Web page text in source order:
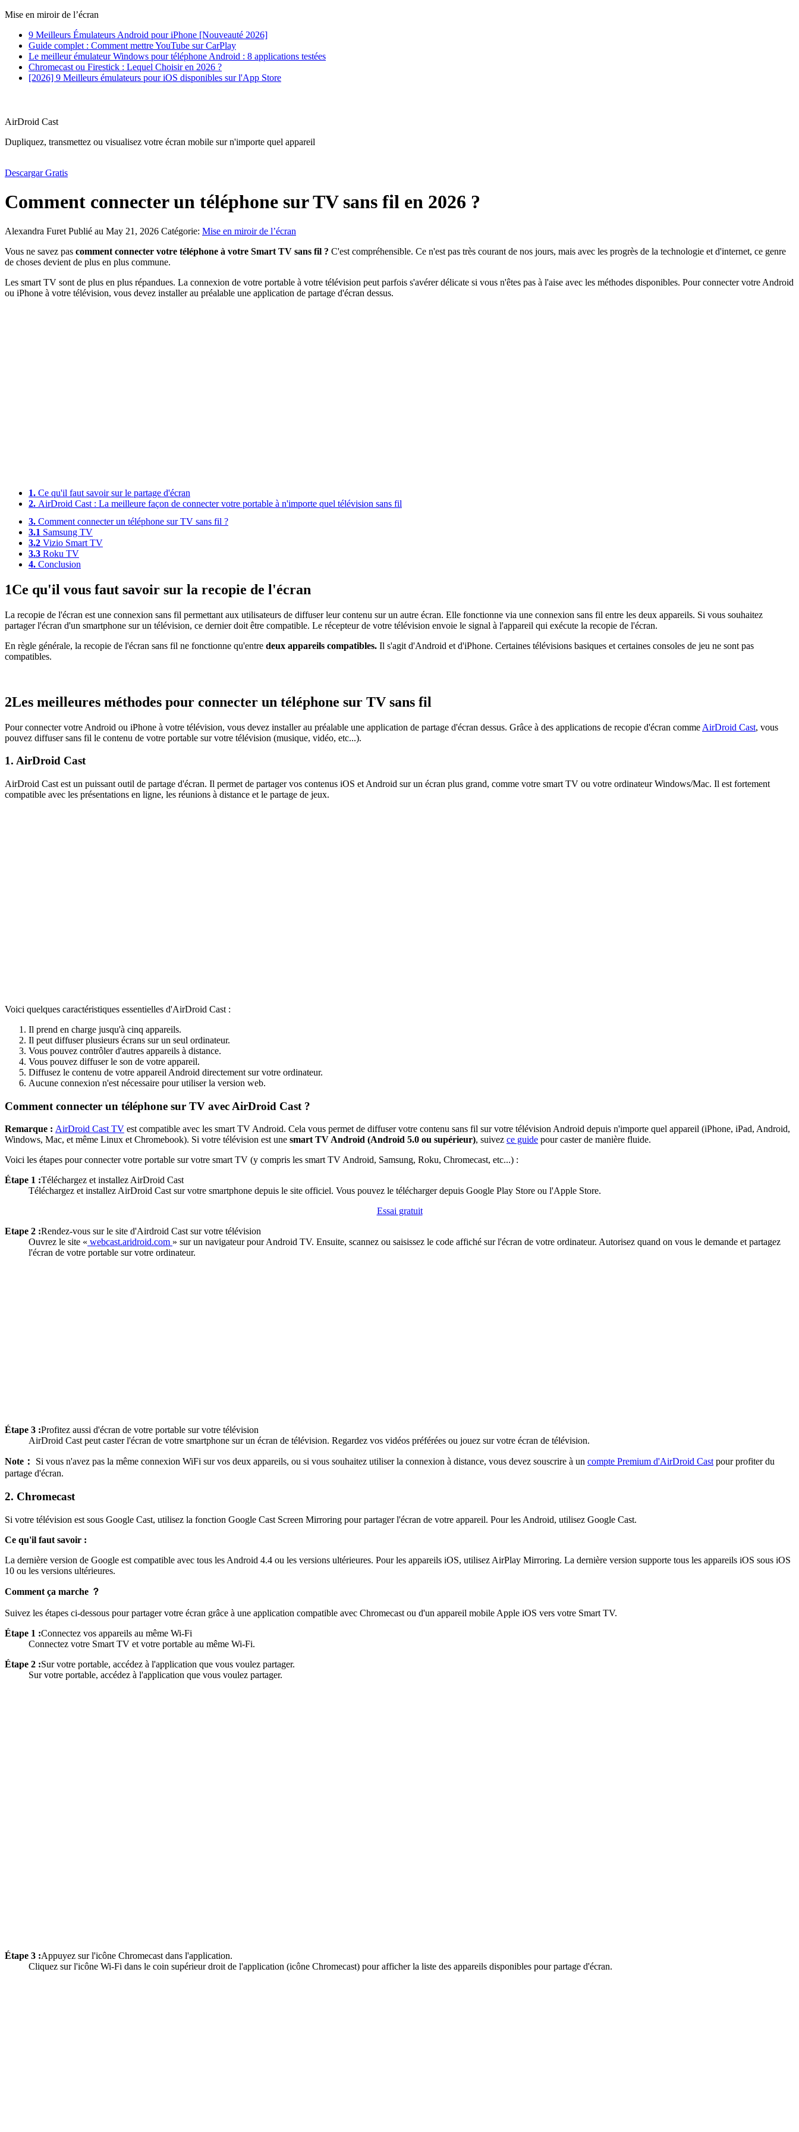
Mise en miroir de l’écran
9 Meilleurs Émulateurs Android pour iPhone [Nouveauté 2026]
Guide complet : Comment mettre YouTube sur CarPlay
Le meilleur émulateur Windows pour téléphone Android : 8 applications testées
Chromecast ou Firestick : Lequel Choisir en 2026 ?
[2026] 9 Meilleurs émulateurs pour iOS disponibles sur l'App Store
AirDroid Cast
Dupliquez, transmettez ou visualisez votre écran mobile sur n'importe quel appareil
Descargar Gratis
Comment connecter un téléphone sur TV sans fil en 2026 ?
Alexandra Furet Publié au May 21, 2026 Catégorie: Mise en miroir de l’écran
Vous ne savez pas comment connecter votre téléphone à votre Smart TV sans fil ? C'est compréhensible. Ce n'est pas très courant de nos jours, mais avec les progrès de la technologie et d'internet, ce genre
de choses devient de plus en plus commune.
Les smart TV sont de plus en plus répandues. La connexion de votre portable à votre télévision peut parfois s'avérer délicate si vous n'êtes pas à l'aise avec les méthodes disponibles. Pour connecter votre Android
ou iPhone à votre télévision, vous devez installer au préalable une application de partage d'écran dessus.
1. Ce qu'il faut savoir sur le partage d'écran
2. AirDroid Cast : La meilleure façon de connecter votre portable à n'importe quel télévision sans fil
3. Comment connecter un téléphone sur TV sans fil ?
3.1 Samsung TV
3.2 Vizio Smart TV
3.3 Roku TV
4. Conclusion
1Ce qu'il vous faut savoir sur la recopie de l'écran
La recopie de l'écran est une connexion sans fil permettant aux utilisateurs de diffuser leur contenu sur un autre écran. Elle fonctionne via une connexion sans fil entre les deux appareils. Si vous souhaitez
partager l'écran d'un smartphone sur un télévision, ce dernier doit être compatible. Le récepteur de votre télévision envoie le signal à l'appareil qui exécute la recopie de l'écran.
En règle générale, la recopie de l'écran sans fil ne fonctionne qu'entre deux appareils compatibles. Il s'agit d'Android et d'iPhone. Certaines télévisions basiques et certaines consoles de jeu ne sont pas
compatibles.
2Les meilleures méthodes pour connecter un téléphone sur TV sans fil
Pour connecter votre Android ou iPhone à votre télévision, vous devez installer au préalable une application de partage d'écran dessus. Grâce à des applications de recopie d'écran comme AirDroid Cast, vous
pouvez diffuser sans fil le contenu de votre portable sur votre télévision (musique, vidéo, etc...).
1. AirDroid Cast
AirDroid Cast est un puissant outil de partage d'écran. Il permet de partager vos contenus iOS et Android sur un écran plus grand, comme votre smart TV ou votre ordinateur Windows/Mac. Il est fortement
compatible avec les présentations en ligne, les réunions à distance et le partage de jeux.
Voici quelques caractéristiques essentielles d'AirDroid Cast :
Il prend en charge jusqu'à cinq appareils.
Il peut diffuser plusieurs écrans sur un seul ordinateur.
Vous pouvez contrôler d'autres appareils à distance.
Vous pouvez diffuser le son de votre appareil.
Diffusez le contenu de votre appareil Android directement sur votre ordinateur.
Aucune connexion n'est nécessaire pour utiliser la version web.
Comment connecter un téléphone sur TV avec AirDroid Cast ?
Remarque : AirDroid Cast TV est compatible avec les smart TV Android. Cela vous permet de diffuser votre contenu sans fil sur votre télévision Android depuis n'importe quel appareil (iPhone, iPad, Android,
Windows, Mac, et même Linux et Chromebook). Si votre télévision est une smart TV Android (Android 5.0 ou supérieur), suivez ce guide pour caster de manière fluide.
Voici les étapes pour connecter votre portable sur votre smart TV (y compris les smart TV Android, Samsung, Roku, Chromecast, etc...) :
Étape 1 :Téléchargez et installez AirDroid Cast
Téléchargez et installez AirDroid Cast sur votre smartphone depuis le site officiel. Vous pouvez le télécharger depuis Google Play Store ou l'Apple Store.
Essai gratuit
Etape 2 :Rendez-vous sur le site d'Airdroid Cast sur votre télévision
Ouvrez le site « webcast.aridroid.com » sur un navigateur pour Android TV. Ensuite, scannez ou saisissez le code affiché sur l'écran de votre ordinateur. Autorisez quand on vous le demande et partagez
l'écran de votre portable sur votre ordinateur.
Étape 3 :Profitez aussi d'écran de votre portable sur votre télévision
AirDroid Cast peut caster l'écran de votre smartphone sur un écran de télévision. Regardez vos vidéos préférées ou jouez sur votre écran de télévision.
Note： Si vous n'avez pas la même connexion WiFi sur vos deux appareils, ou si vous souhaitez utiliser la connexion à distance, vous devez souscrire à un compte Premium d'AirDroid Cast pour profiter du
partage d'écran.
2. Chromecast
Si votre télévision est sous Google Cast, utilisez la fonction Google Cast Screen Mirroring pour partager l'écran de votre appareil. Pour les Android, utilisez Google Cast.
Ce qu'il faut savoir :
La dernière version de Google est compatible avec tous les Android 4.4 ou les versions ultérieures. Pour les appareils iOS, utilisez AirPlay Mirroring. La dernière version supporte tous les appareils iOS sous iOS
10 ou les versions ultérieures.
Comment ça marche ？
Suivez les étapes ci-dessous pour partager votre écran grâce à une application compatible avec Chromecast ou d'un appareil mobile Apple iOS vers votre Smart TV.
Étape 1 :Connectez vos appareils au même Wi-Fi
Connectez votre Smart TV et votre portable au même Wi-Fi.
Étape 2 :Sur votre portable, accédez à l'application que vous voulez partager.
Sur votre portable, accédez à l'application que vous voulez partager.
Étape 3 :Appuyez sur l'icône Chromecast dans l'application.
Cliquez sur l'icône Wi-Fi dans le coin supérieur droit de l'application (icône Chromecast) pour afficher la liste des appareils disponibles pour partage d'écran.